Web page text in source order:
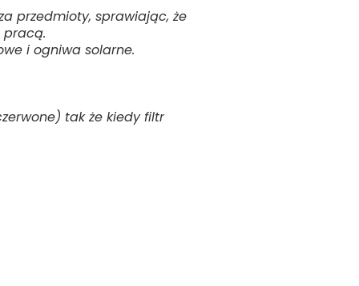
przedmioty, sprawiając, że
pracą.
i ogniwa solarne.
tak że kiedy filtr